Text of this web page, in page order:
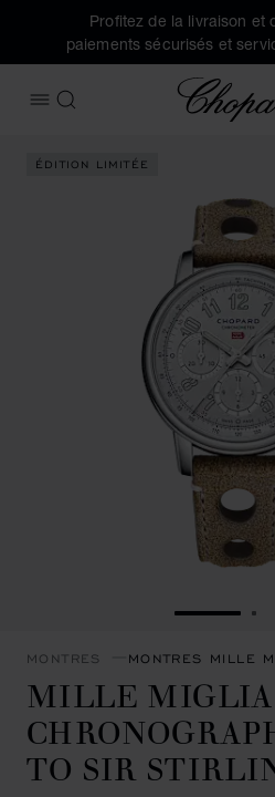
Profitez de la livraison et
paiements sécurisés et
OUVRIR LE MENU
RECHERCHER
ALLER À
ÉDITION LIMITÉE
MONTRES MONTRES MILLE
MILLE MIGLIA
TO SIR